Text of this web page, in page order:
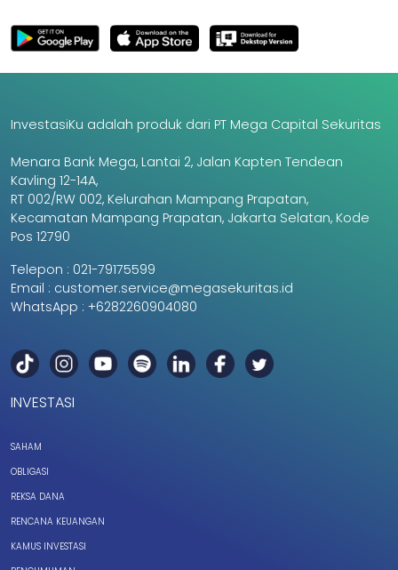
InvestasiKu adalah produk dari PT Mega Capital Sekuritas
Menara Bank Mega, Lantai 2, Jalan Kapten Tendean
Kavling 12-14A,
RT 002/RW 002, Kelurahan Mampang Prapatan,
Kecamatan Mampang Prapatan, Jakarta Selatan, Kode
Pos 12790
Telepon : 021-79175599
Email : customer.service@megasekuritas.id
WhatsApp : +6282260904080
INVESTASI
SAHAM
OBLIGASI
REKSA DANA
RENCANA KEUANGAN
KAMUS INVESTASI